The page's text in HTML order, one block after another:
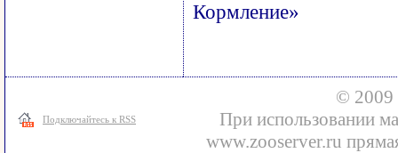
Кормление»
Подключайтесь к RSS
© 2009
При использовании
www.zooserver.ru